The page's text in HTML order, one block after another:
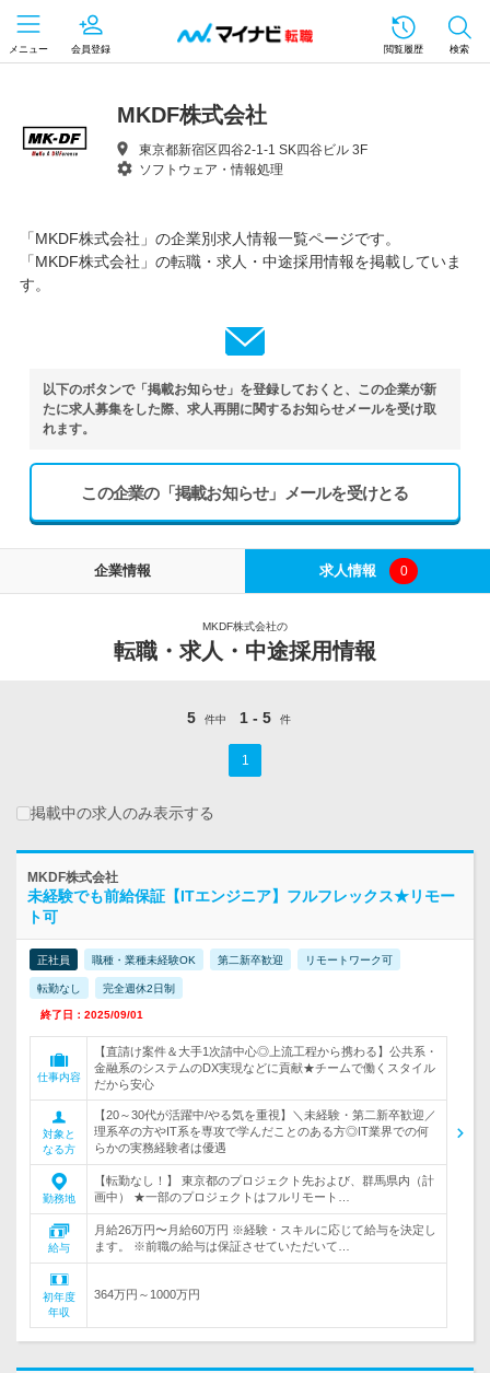
メニュー 会員登録 閲覧履歴 検索
MKDF株式会社
東京都新宿区四谷2-1-1 SK四谷ビル 3F
ソフトウェア・情報処理
「MKDF株式会社」の企業別求人情報一覧ページです。
「MKDF株式会社」の転職・求人・中途採用情報を掲載していま
す。
以下のボタンで「掲載お知らせ」を登録しておくと、この企業が新
たに求人募集をした際、求人再開に関するお知らせメールを受け取
れます。
この企業の「掲載お知らせ」メールを受けとる
企業情報 求人情報 0
MKDF株式会社の
転職・求人・中途採用情報
5 件中 1 - 5 件
1
掲載中の求人のみ表示する
MKDF株式会社
未経験でも前給保証【ITエンジニア】フルフレックス★リモー
ト可
正社員 職種・業種未経験OK 第二新卒歓迎 リモートワーク可
転勤なし 完全週休2日制
終了日：2025/09/01
仕事内容
【直請け案件＆大手1次請中心◎上流工程から携わる】公共系・
金融系のシステムのDX実現などに貢献★チームで働くスタイル
だから安心
対象と
なる方
【20～30代が活躍中/やる気を重視】＼未経験・第二新卒歓迎／
理系卒の方やIT系を専攻で学んだことのある方◎IT業界での何
らかの実務経験者は優遇
勤務地
【転勤なし！】 東京都のプロジェクト先および、群馬県内（計
画中） ★一部のプロジェクトはフルリモート…
給与
月給26万円〜月給60万円 ※経験・スキルに応じて給与を決定し
ます。 ※前職の給与は保証させていただいて…
初年度
年収
364万円～1000万円